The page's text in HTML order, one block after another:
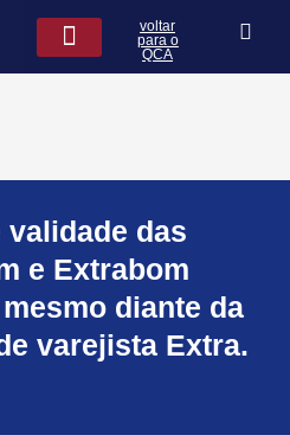
voltar
para o
QCA
validade das
e Extrabom
diante da
varejista Extra.